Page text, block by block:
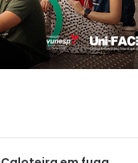
Caloteira em fuga